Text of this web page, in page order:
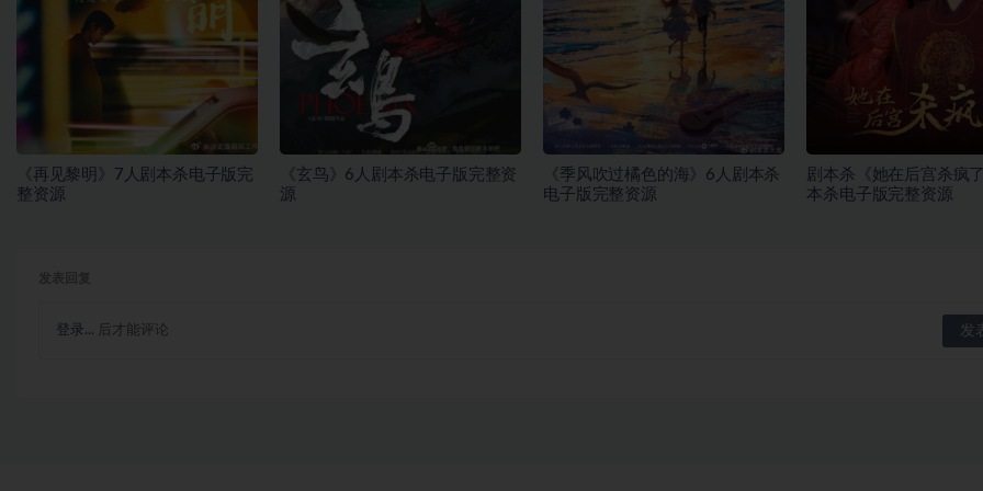
《再见黎明》7人剧本杀电子版完
整资源
《玄鸟》6人剧本杀电子版完整资
源
《季风吹过橘色的海》6人剧本杀
电子版完整资源
剧本杀《她在后宫杀疯
本杀电子版完整资源
登录... 后才能评论